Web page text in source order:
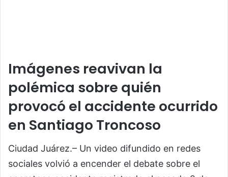
Imágenes reavivan la
polémica sobre quién
provocó el accidente ocurrido
en Santiago Troncoso
Ciudad Juárez.– Un video difundido en redes
sociales volvió a encender el debate sobre el